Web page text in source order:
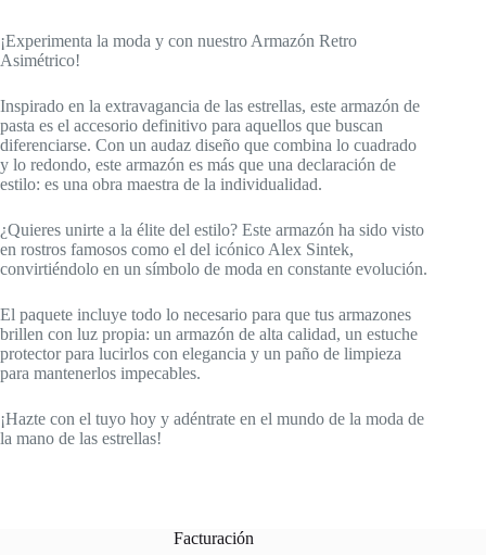
¡Experimenta la moda y con nuestro Armazón Retro
Asimétrico!
Inspirado en la extravagancia de las estrellas, este armazón de
pasta es el accesorio definitivo para aquellos que buscan
diferenciarse. Con un audaz diseño que combina lo cuadrado
y lo redondo, este armazón es más que una declaración de
estilo: es una obra maestra de la individualidad.
¿Quieres unirte a la élite del estilo? Este armazón ha sido visto
en rostros famosos como el del icónico Alex Sintek,
convirtiéndolo en un símbolo de moda en constante evolución.
El paquete incluye todo lo necesario para que tus armazones
brillen con luz propia: un armazón de alta calidad, un estuche
protector para lucirlos con elegancia y un paño de limpieza
para mantenerlos impecables.
¡Hazte con el tuyo hoy y adéntrate en el mundo de la moda de
la mano de las estrellas!
Facturación